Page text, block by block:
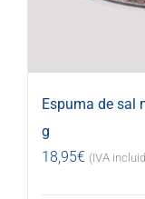
Espuma de sal
g
18,95€ (IVA